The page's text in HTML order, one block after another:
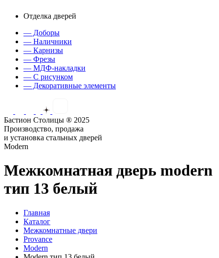
Отделка дверей
— Доборы
— Наличники
— Карнизы
— Фрезы
— МДФ-накладки
— С рисунком
— Декоративные элементы
Бастион Столицы ® 2025
Производство, продажа
и установка стальных дверей
Modern
Межкомнатная дверь modern
тип 13 белый
Главная
Каталог
Межкомнатные двери
Provance
Modern